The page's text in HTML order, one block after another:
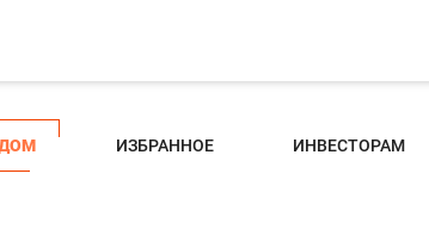
ИЗБРАННОЕ ИНВЕСТОРАМ